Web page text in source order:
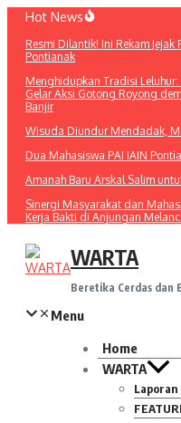
Lewati
konten
Hot News
Resmi Dilantik! Ini Rekam
Pontianak
Menghidupkan Tradisi
Gelar Aksi Gotong Royong
Banjir
Wisuda Diundur Mendadak,
Dua Mahasiswa PAI IAIN
Amanah Baru Arskal Salim
Sinergi Masyarakat dan
Kerja Bakti di Anjungan
WARTA
Beretika Cerdas dan
Menu
Home
WARTA
Laporan